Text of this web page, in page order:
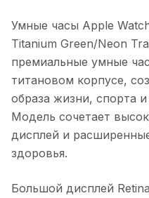
Умные часы Apple
Titanium Green/Neon
премиальные умные
титановом корпусе,
образа жизни, спорта
Модель сочетает
дисплей и
здоровья.
Большой дисплей